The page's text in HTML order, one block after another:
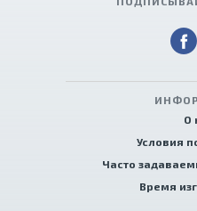
О
Условия
Часто
Время